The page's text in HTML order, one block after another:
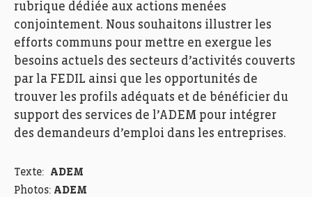
rubrique dédiée aux actions menées
conjointement. Nous souhaitons illustrer les
efforts communs pour mettre en exergue les
besoins actuels des secteurs d’activités couverts
par la FEDIL ainsi que les opportunités de
trouver les profils adéquats et de bénéficier du
support des services de l’ADEM pour intégrer
des demandeurs d’emploi dans les entreprises.
Texte:
ADEM
Photos: ADEM